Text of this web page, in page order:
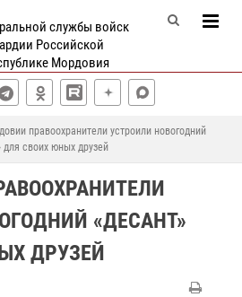
службы войск
Российской
Мордовия
правоохранители устроили новогодний
для своих юных друзей
«ДЕСАНТ»
ДРУЗЕЙ